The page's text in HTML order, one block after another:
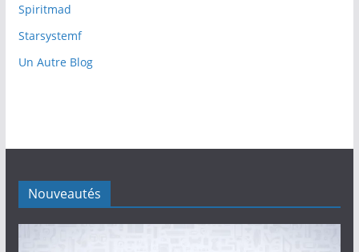
Spiritmad
Starsystemf
Un Autre Blog
Nouveautés